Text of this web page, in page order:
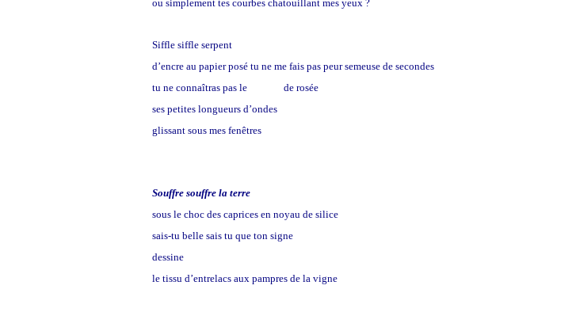
ou simplement tes courbes chatouillant mes yeux ?
Siffle siffle serpent
d’encre au papier posé tu ne me fais pas peur semeuse de secondes
tu ne connaîtras pas le
de rosée
ses petites longueurs d’ondes
glissant sous mes fenêtres
Souffre souffre la terre
sous le choc des caprices en noyau de silice
sais-tu belle sais tu que ton signe
dessine
le tissu d’entrelacs aux pampres de la vigne